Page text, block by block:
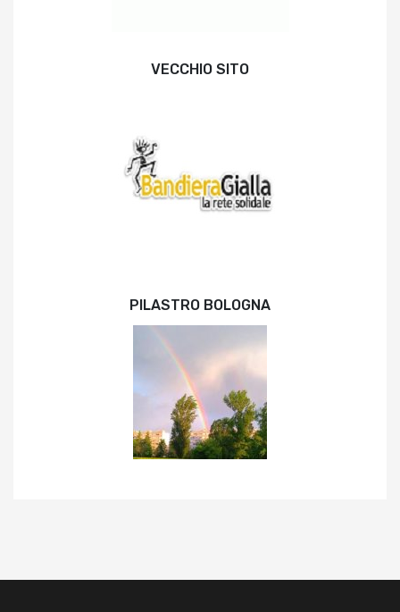
VECCHIO SITO
PILASTRO BOLOGNA